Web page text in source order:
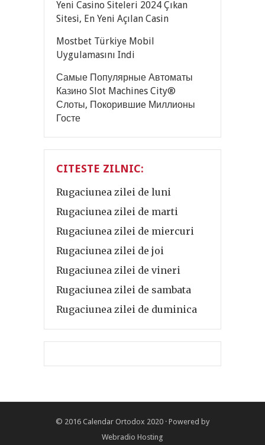
Yeni Casino Siteleri 2024 Çıkan
Sitesi, En Yeni Açılan Casin
Mostbet Türkiye Mobil
Uygulamasını Indi
Самые Популярные Автоматы
Казино Slot Machines City®
Слоты, Покорившие Миллионы
Госте
CITESTE ZILNIC:
Rugaciunea zilei de luni
Rugaciunea zilei de marti
Rugaciunea zilei de miercuri
Rugaciunea zilei de joi
Rugaciunea zilei de vineri
Rugaciunea zilei de sambata
Rugaciunea zilei de duminica
© 2016 Calendar Ortodox 2020 · Powered by
Webradio Hosting